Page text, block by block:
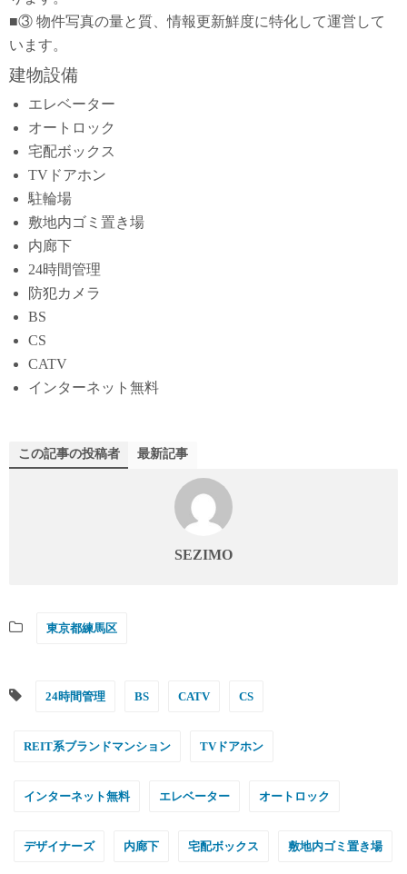
■③ 物件写真の量と質、情報更新鮮度に特化して運営して
います。
建物設備
エレベーター
オートロック
宅配ボックス
TVドアホン
駐輪場
敷地内ゴミ置き場
内廊下
24時間管理
防犯カメラ
BS
CS
CATV
インターネット無料
この記事の投稿者 最新記事
SEZIMO
東京都練馬区
24時間管理 BS CATV CS
REIT系ブランドマンション TVドアホン
インターネット無料 エレベーター オートロック
デザイナーズ 内廊下 宅配ボックス 敷地内ゴミ置き場